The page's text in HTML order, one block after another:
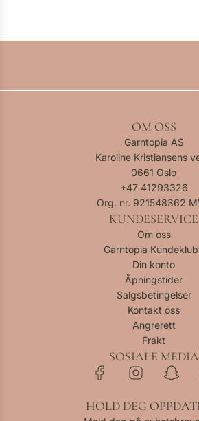
OM OSS
Garntopia AS
Karoline Kristiansens
0661 Oslo
+47 41293326
Org. nr. 921548362
KUNDESERVICE
Om oss
Garntopia
Din konto
Åpningstider
Salgsbetingelser
Kontakt oss
Angrerett
Frakt
SOSIALE MEDIA
HOLD DEG